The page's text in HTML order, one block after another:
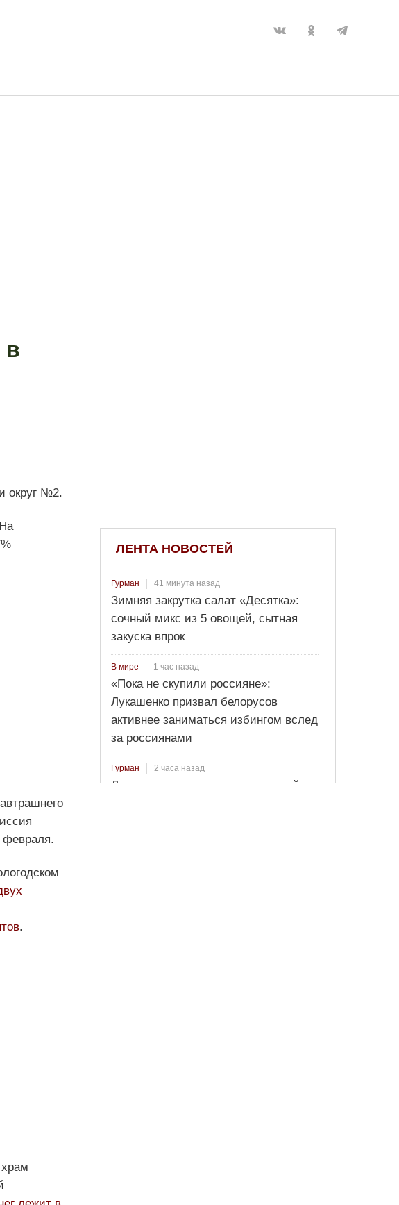
в
округ №2.
февраля.
.
ЛЕНТА НОВОСТЕЙ
Гурман 41 минута назад
Зимняя закрутка салат «Десятка»:
сочный микс из 5 овощей, сытная
закуска впрок
В мире 1 час назад
«Пока не скупили россияне»:
Лукашенко призвал белорусов
активнее заниматься избингом вслед
за россиянами
Гурман 2 часа назад
Лосось пряного посола: секретный